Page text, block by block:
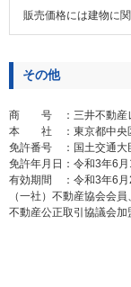
販売価格には建物に
その他
商 号 ： 三井不動産
本 社
： 東京都中央
免許番号
： 国土交通
免許年月日 ： 令和3年6月
有効期間
： 令和3年6
（一社）不動産協会会
不動産公正取引協議会加